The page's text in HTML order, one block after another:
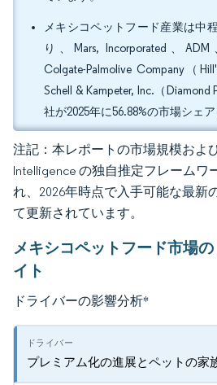
メキシコペットフード産業は中
り、Mars, Incorporated、ADM
Colgate-Palmolive Company（
Schell & Kampeter, Inc.（Diamond
社が2025年に56.88%の市場シェ
注記：本レポートの市場規模およ
Intelligence の独自推定フレームワ
れ、2026年時点で入手可能な最新
て更新されています。
メキシコペットフード市場
イト
ドライバーの影響分析*
プレミアム化の進展とペットの家